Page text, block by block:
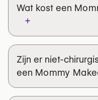
Negative Pressure
hoog-risico
detail met je
geïnformeerde
beslissing kunt
Wat kost een
+
Zijn er niet-
een Mommy